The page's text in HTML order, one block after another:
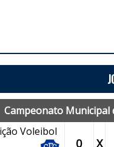
Campeonato Municipal
Voleibol
0 X